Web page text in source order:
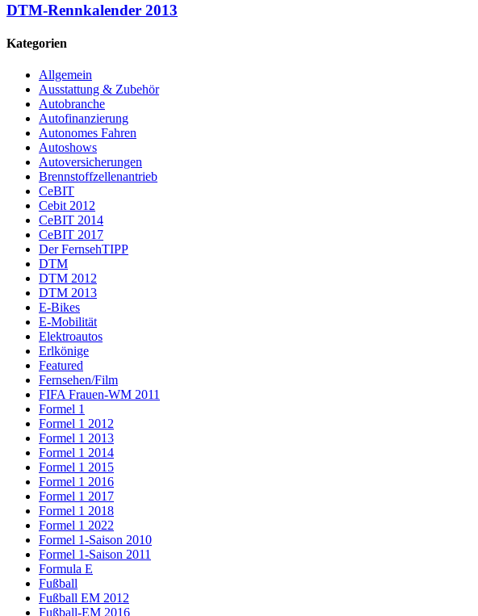
DTM-Rennkalender 2013
Kategorien
Allgemein
Ausstattung & Zubehör
Autobranche
Autofinanzierung
Autonomes Fahren
Autoshows
Autoversicherungen
Brennstoffzellenantrieb
CeBIT
Cebit 2012
CeBIT 2014
CeBIT 2017
Der FernsehTIPP
DTM
DTM 2012
DTM 2013
E-Bikes
E-Mobilität
Elektroautos
Erlkönige
Featured
Fernsehen/Film
FIFA Frauen-WM 2011
Formel 1
Formel 1 2012
Formel 1 2013
Formel 1 2014
Formel 1 2015
Formel 1 2016
Formel 1 2017
Formel 1 2018
Formel 1 2022
Formel 1-Saison 2010
Formel 1-Saison 2011
Formula E
Fußball
Fußball EM 2012
Fußball-EM 2016